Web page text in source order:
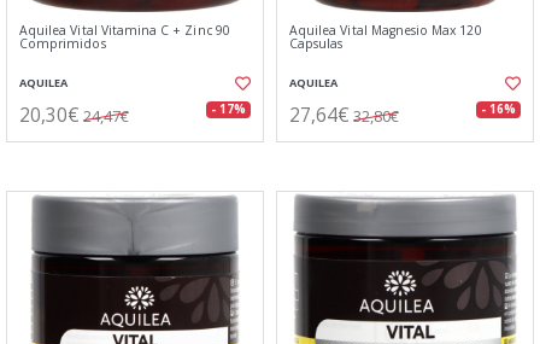
Aquilea Vital Vitamina C + Zinc 90
Comprimidos
AQUILEA
20,30€ 24,47€ - 17%
Aquilea Vital Magnesio Max 120
Capsulas
AQUILEA
27,64€ 32,80€ - 16%